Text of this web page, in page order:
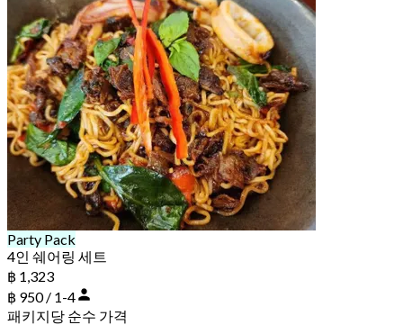
Party Pack
4인 쉐어링 세트
฿ 1,323
฿ 950 / 1-4
패키지당 순수 가격